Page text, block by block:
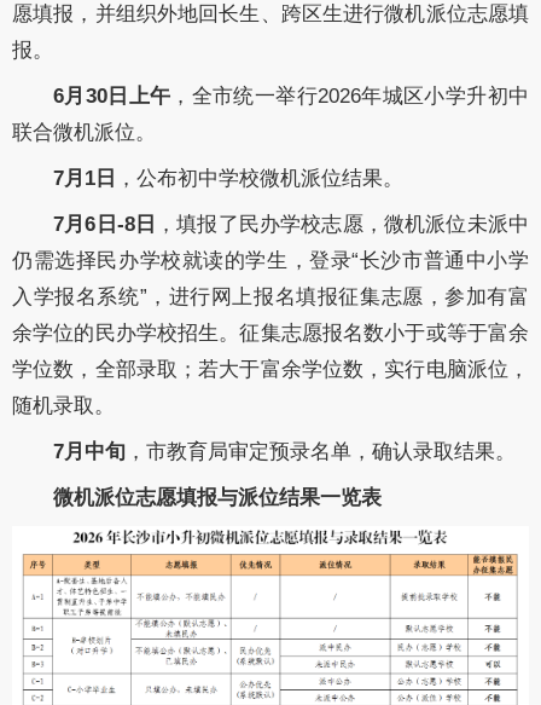
愿填报，并组织外地回长生、跨区生进行微机派位志愿填
报。
6月30日上午 ，全市统一举行2026年城区小学升初中
联合微机派位。
7月1日 ，公布初中学校微机派位结果。
7月6日-8日 ，填报了民办学校志愿，微机派位未派中
仍需选择民办学校就读的学生，登录“长沙市普通中小学
入学报名系统”，进行网上报名填报征集志愿，参加有富
余学位的民办学校招生。征集志愿报名数小于或等于富余
学位数，全部录取；若大于富余学位数，实行电脑派位，
随机录取。
7月中旬 ，市教育局审定预录名单，确认录取结果。
微机派位志愿填报与派位结果一览表